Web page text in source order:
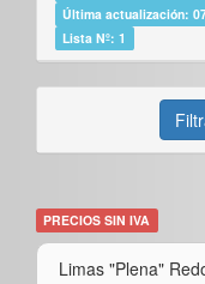
Última actualización:
Lista Nº: 1
PRECIOS SIN IVA
Limas "plena"